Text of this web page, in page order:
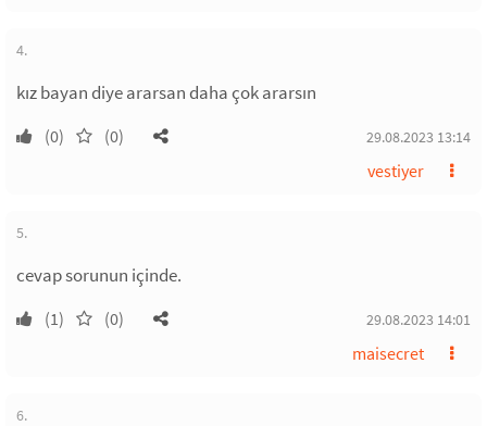
4.
kız bayan diye ararsan daha çok ararsın
(0) (0) 29.08.2023 13:14
vestiyer
5.
cevap sorunun içinde.
(1) (0) 29.08.2023 14:01
maisecret
6.